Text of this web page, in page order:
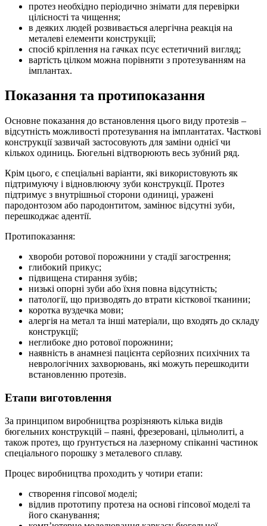
протез необхідно періодично знімати для перевірки
цілісності та чищення;
в деяких людей розвивається алергічна реакція на
металеві елементи конструкції;
спосіб кріплення на гачках псує естетичний вигляд;
вартість цілком можна порівняти з протезуванням на
імплантах.
Показання та протипоказання
Основне показання до встановлення цього виду протезів –
відсутність можливості протезування на імплантатах. Часткові
конструкції зазвичай застосовують для заміни однієї чи
кількох одиниць. Бюгельні відтворюють весь зубний ряд.
Крім цього, є спеціальні варіанти, які використовують як
підтримуючу і відновлюючу зуби конструкції. Протез
підтримує з внутрішньої сторони одиниці, уражені
пародонтозом або пародонтитом, замінює відсутні зуби,
перешкоджає адентії.
Протипоказання:
хвороби ротової порожнини у стадії загострення;
глибокий прикус;
підвищена стирання зубів;
низькі опорні зуби або їхня повна відсутність;
патології, що призводять до втрати кісткової тканини;
коротка вуздечка мови;
алергія на метал та інші матеріали, що входять до складу
конструкції;
неглибоке дно ротової порожнини;
наявність в анамнезі пацієнта серйозних психічних та
неврологічних захворювань, які можуть перешкодити
встановленню протезів.
Етапи виготовлення
За принципом виробництва розрізняють кілька видів
бюгельних конструкцій – паяні, фрезеровані, цільнолиті, а
також протез, що ґрунтується на лазерному спіканні частинок
спеціального порошку з металевого сплаву.
Процес виробництва проходить у чотири етапи:
створення гіпсової моделі;
відлив прототипу протеза на основі гіпсової моделі та
його сканування;